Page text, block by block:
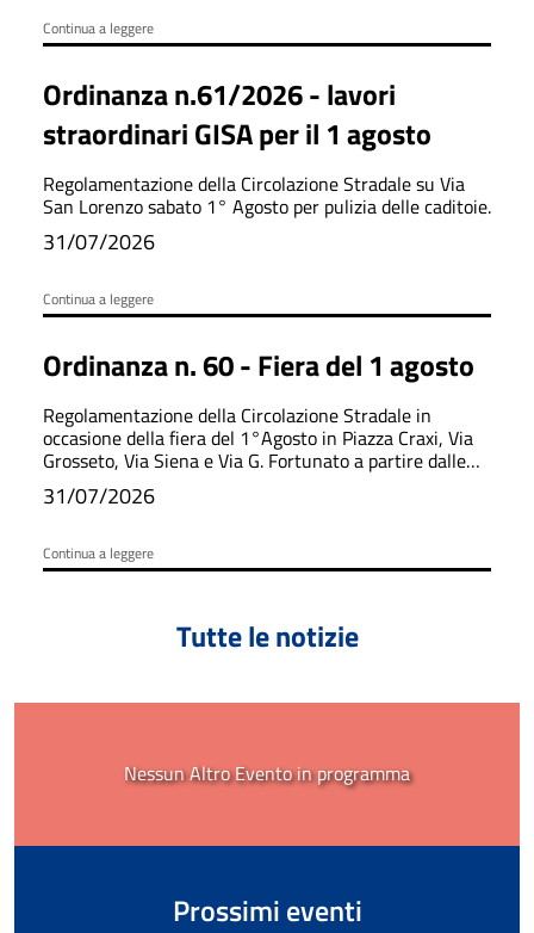
Continua a leggere
Ordinanza n.61/2026 - lavori
straordinari GISA per il 1 agosto
Regolamentazione della Circolazione Stradale su Via
San Lorenzo sabato 1° Agosto per pulizia delle caditoie.
31/07/2026
Continua a leggere
Ordinanza n. 60 - Fiera del 1 agosto
Regolamentazione della Circolazione Stradale in
occasione della fiera del 1°Agosto in Piazza Craxi, Via
Grosseto, Via Siena e Via G. Fortunato a partire dalle
ore 6:00 fino alle ore 15:00.
31/07/2026
Continua a leggere
Tutte le notizie
Nessun Altro Evento in programma
Prossimi eventi